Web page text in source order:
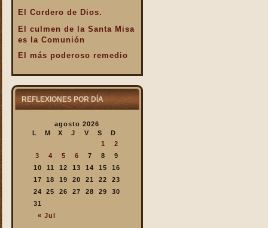
El Cordero de Dios.
El culmen de la Santa Misa
es la Comunión
El más poderoso remedio
El Pan de la Palabra y el
El Pan nuestro de cada día.
El valor infinto de la Santa
En la Santa Misa Dios nos
da todo
En la Santa Misa la Iglesia
se ofrece a sí misma
En la Santa Misa recibimos
REFLEXIONES POR DÍA
agosto 2026
L
M X J V S D
« Jul
1
2
3
4 5 6 7 8
9
10
11 12 13 14 15
16
17
18 19 20 21 22
23
24
25 26 27 28 29
30
31